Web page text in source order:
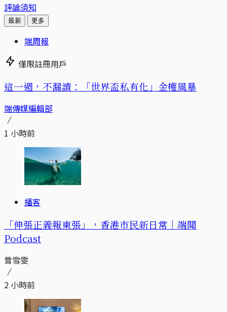
評論須知
最新 更多
端周報
僅限註冊用戶
這一週，不漏讀：「世界盃私有化」金權風暴
端傳媒編輯部
1 小時前
播客
「伸張正義報東張」，香港市民新日常｜端聞
Podcast
曾雪雯
2 小時前